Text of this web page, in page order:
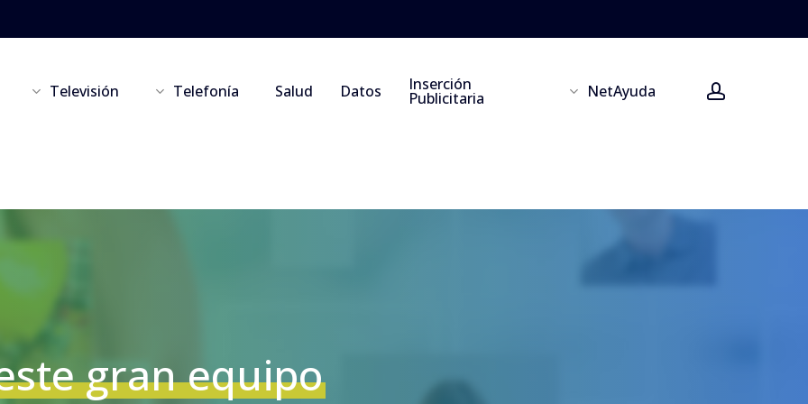
Televisión Telefonía Salud Datos Inserción
Publicitaria NetAyuda account
gran equipo